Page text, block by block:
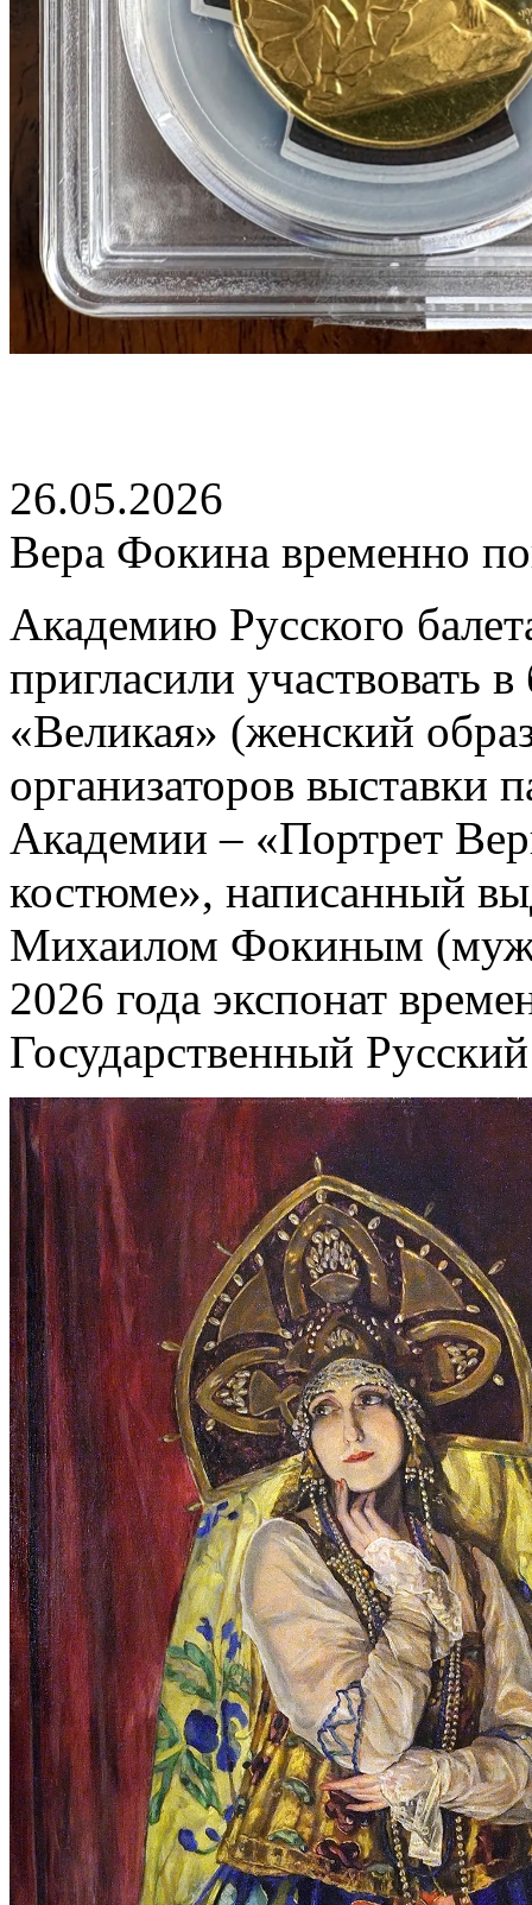
26.05.2026
Вера Фокина временно
Академию Русского
пригласили участвовать
«Великая» (женский
организаторов выставки
Академии – «Портрет
костюме», написанный
Михаилом Фокиным
2026 года экспонат
Государственный